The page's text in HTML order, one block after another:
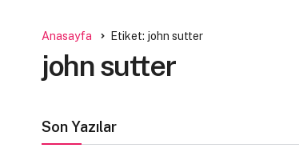
Anasayfa Etiket: john sutter
john sutter
Son Yazılar